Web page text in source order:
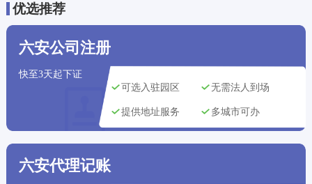
长沙市用户 193****4550 刚刚获取了 版权登记方案
南京市用户
176****7210 刚刚获取了 商标注册方案
151****9505 刚刚获取了 专利申请方案
宁波市用户 155****4612
优选推荐
六安公司注册
快至3天起下证
可选入驻园区
无需法人到场
提供地址服务 多城市可办
六安代理记账